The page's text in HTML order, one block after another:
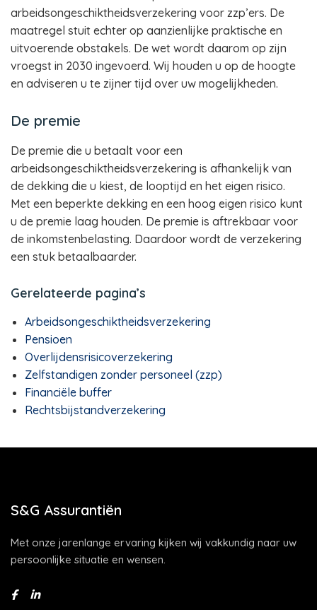
arbeidsongeschiktheidsverzekering voor zzp’ers. De
maatregel stuit echter op aanzienlijke praktische en
uitvoerende obstakels. De wet wordt daarom op zijn
vroegst in 2030 ingevoerd. Wij houden u op de hoogte
en adviseren u te zijner tijd over uw mogelijkheden.
De premie
De premie die u betaalt voor een
arbeidsongeschiktheidsverzekering is afhankelijk van
de dekking die u kiest, de looptijd en het eigen risico.
Met een beperkte dekking en een hoog eigen risico kunt
u de premie laag houden. De premie is aftrekbaar voor
de inkomstenbelasting. Daardoor wordt de verzekering
een stuk betaalbaarder.
Gerelateerde pagina’s
Arbeidsongeschiktheidsverzekering
Pensioen
Overlijdensrisicoverzekering
Zelfstandigen zonder personeel (zzp)
Financiële buffer
Rechtsbijstandverzekering
S&G Assurantiën
Met onze jarenlange ervaring kijken wij vakkundig naar uw
persoonlijke situatie en wensen.